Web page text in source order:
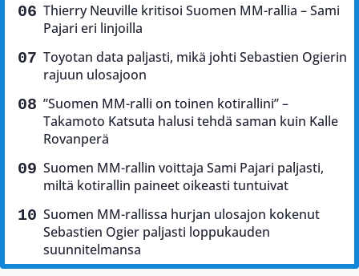
Thierry Neuville kritisoi Suomen MM-rallia – Sami
Pajari eri linjoilla
Toyotan data paljasti, mikä johti Sebastien Ogierin
rajuun ulosajoon
”Suomen MM-ralli on toinen kotirallini” –
Takamoto Katsuta halusi tehdä saman kuin Kalle
Rovanperä
Suomen MM-rallin voittaja Sami Pajari paljasti,
miltä kotirallin paineet oikeasti tuntuivat
Suomen MM-rallissa hurjan ulosajon kokenut
Sebastien Ogier paljasti loppukauden
suunnitelmansa